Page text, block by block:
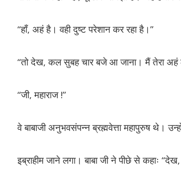
“हाँ, अहं है। वही दुष्ट परेशान कर रहा है।”
“तो देख, कल सुबह चार बजे आ जाना। मैं तेरा अहं
“जी, महाराज !”
वे बाबाजी अनुभवसंपन्न ब्रह्मवेत्ता महापुरुष थे।
इब्राहीम जाने लगा। बाबा जी ने पीछे से कहाः